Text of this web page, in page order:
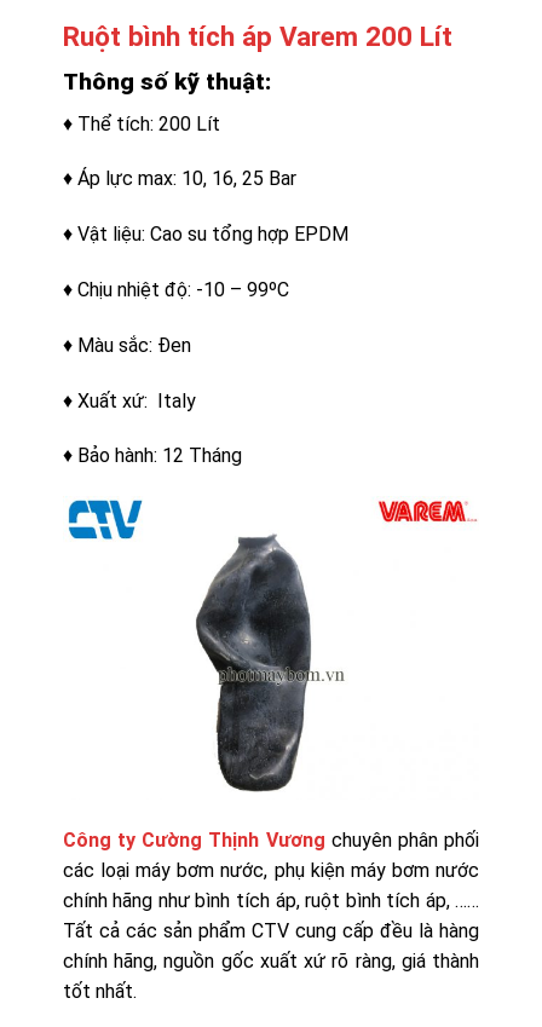
Ruột bình tích áp Varem 200 Lít
Thông số kỹ thuật:
♦ Thể tích: 200 Lít
♦ Áp lực max: 10, 16, 25 Bar
♦ Vật liệu: Cao su tổng hợp EPDM
♦ Chịu nhiệt độ: -10 – 99ºC
♦ Màu sắc: Đen
♦ Xuất xứ: Italy
♦ Bảo hành: 12 Tháng
Công ty Cường Thịnh Vương chuyên phân phối
các loại máy bơm nước, phụ kiện máy bơm nước
chính hãng như bình tích áp, ruột bình tích áp, ……
Tất cả các sản phẩm CTV cung cấp đều là hàng
chính hãng, nguồn gốc xuất xứ rõ ràng, giá thành
tốt nhất.